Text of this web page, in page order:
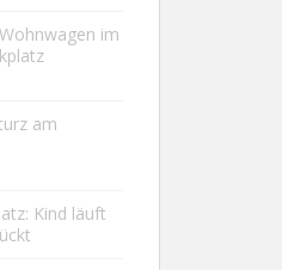
im
am
Kind läuft